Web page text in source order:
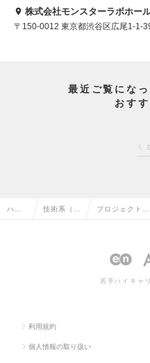
株式会社モンスターラボホー
〒150-0012 東京都渋谷区広尾1-1-
最近ご覧にな
おす
ハイ 技術系（I プロジェクトマ
b・オープン系
若手ハイキャ
利用規約
個人情報の取り扱い